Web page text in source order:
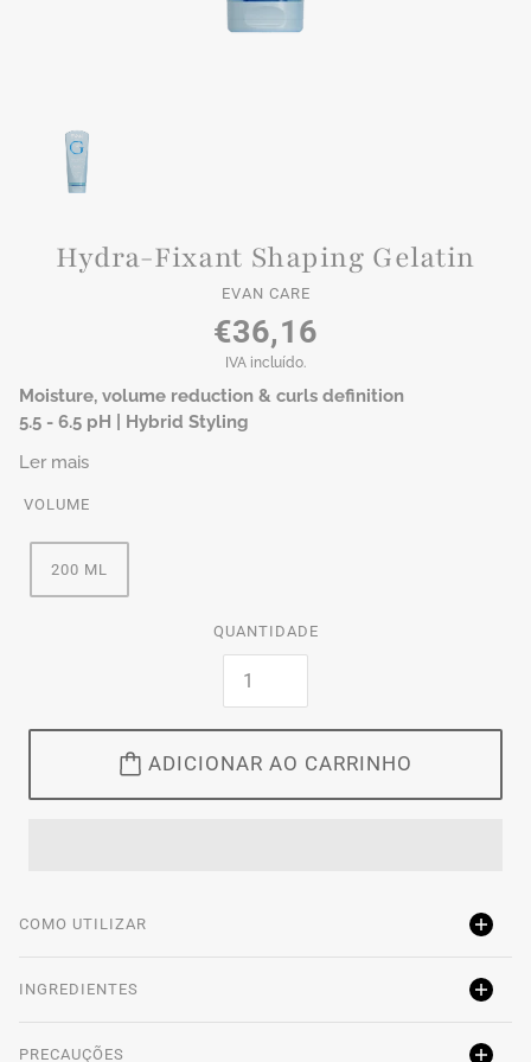
Hydra-Fixant Shaping Gelatin
EVAN CARE
€36,16
IVA incluído.
Moisture, volume reduction & curls definition
5.5 - 6.5 pH | Hybrid Styling
Ler mais
VOLUME
200 ML
QUANTIDADE
ADICIONAR AO CARRINHO
COMO UTILIZAR
INGREDIENTES
PRECAUÇÕES